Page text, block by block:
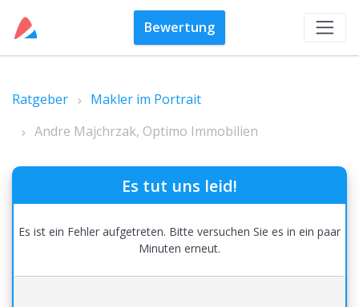
Bewertung
Ratgeber
Makler im Portrait
Andre Majchrzak, Optimo Immobilien
Es tut uns leid!
Es ist ein Fehler aufgetreten. Bitte versuchen Sie es in ein paar
Minuten erneut.